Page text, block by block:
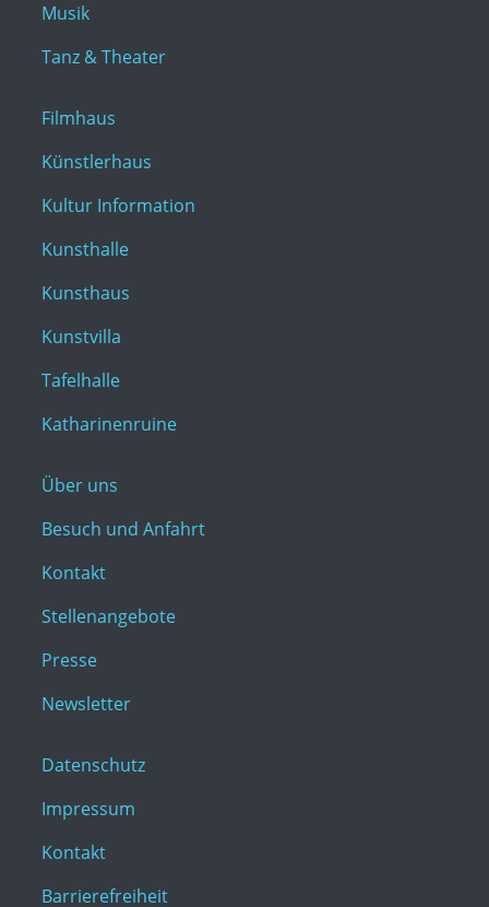
Musik
Tanz & Theater
Filmhaus
Künstlerhaus
Kultur Information
Kunsthalle
Kunsthaus
Kunstvilla
Tafelhalle
Katharinenruine
Über uns
Besuch und Anfahrt
Kontakt
Stellenangebote
Presse
Newsletter
Datenschutz
Impressum
Kontakt
Barrierefreiheit